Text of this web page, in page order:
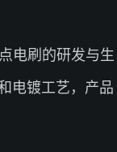
电刷的研发与生
电镀工艺，产品